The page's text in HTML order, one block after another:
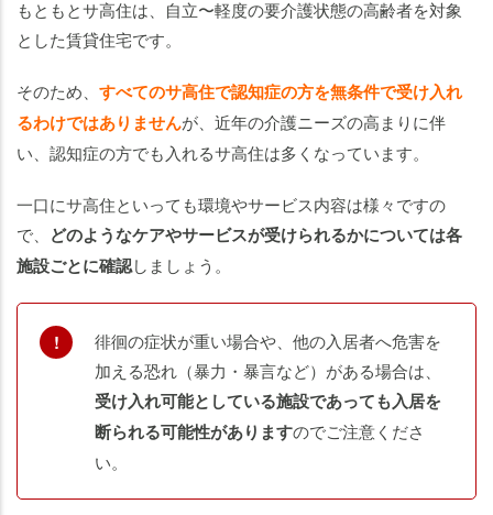
以
外
認
知
症
方
が
入
れ
る
施
設
もともとサ高住は、自立〜軽度の要介護状態の高齢者を対象
とした賃貸住宅です。
そのため、 すべてのサ高住で認知症の方を無条件で受け入れ
るわけではありませんが、近年の介護ニーズの高まりに伴
い、認知症の方でも入れるサ高住は多くなっています。
一口にサ高住といっても環境やサービス内容は様々ですの
で、 どのようなケアやサービスが受けられるかについては各
施設ごとに確認しましょう。
徘徊の症状が重い場合や、他の入居者へ危害を
加える恐れ（暴力・暴言など）がある場合は、
受け入れ可能としている施設であっても入居を
断られる可能性がありますのでご注意くださ
い。